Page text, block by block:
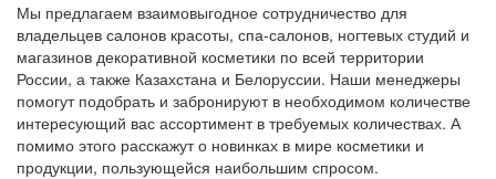
Мы предлагаем взаимовыгодное сотрудничество для
владельцев салонов красоты, спа-салонов, ногтевых студий и
магазинов декоративной косметики по всей территории
России, а также Казахстана и Белоруссии. Наши менеджеры
помогут подобрать и забронируют в необходимом количестве
интересующий вас ассортимент в требуемых количествах. А
помимо этого расскажут о новинках в мире косметики и
продукции, пользующейся наибольшим спросом.